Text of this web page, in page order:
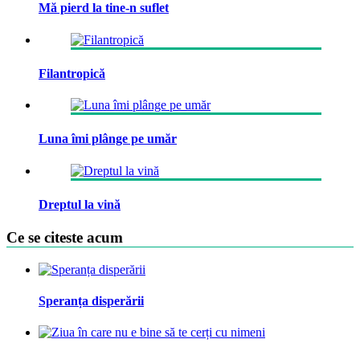
Mă pierd la tine-n suflet
Filantropică
Luna îmi plânge pe umăr
Dreptul la vină
Ce se citeste acum
Speranța disperării